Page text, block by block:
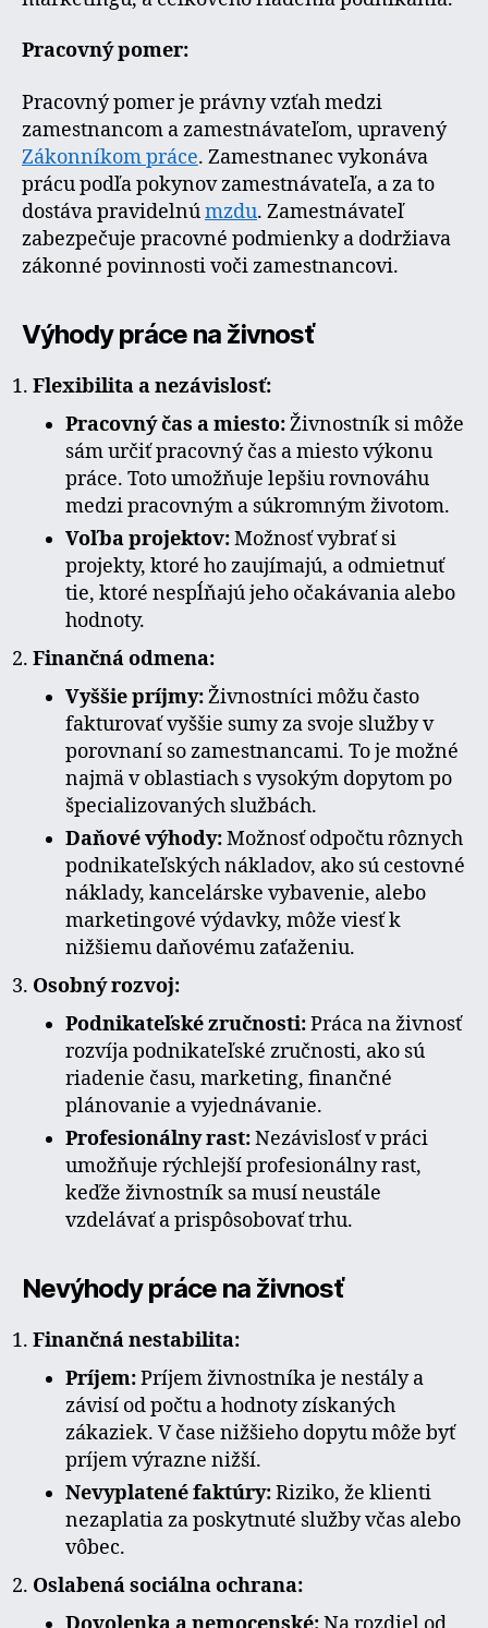
Pracovný pomer:
Pracovný pomer je právny vzťah medzi
zamestnancom a zamestnávateľom, upravený
Zákonníkom práce. Zamestnanec vykonáva
prácu podľa pokynov zamestnávateľa, a za to
dostáva pravidelnúmzdu. Zamestnávateľ
zabezpečuje pracovné podmienky a dodržiava
zákonné povinnosti voči zamestnancovi.
Výhody práce na živnosť
Flexibilita a nezávislosť:
Pracovný čas a miesto:Živnostník si môže
sám určiť pracovný čas a miesto výkonu
práce. Toto umožňuje lepšiu rovnováhu
medzi pracovným a súkromným životom.
Voľba projektov:Možnosť vybrať si
projekty, ktoré ho zaujímajú, a odmietnuť
tie, ktoré nespĺňajú jeho očakávania alebo
hodnoty.
Finančná odmena:
Vyššie príjmy:Živnostníci môžu často
fakturovať vyššie sumy za svoje služby v
porovnaní so zamestnancami. To je možné
najmä v oblastiach s vysokým dopytom po
špecializovaných službách.
Daňové výhody:Možnosť odpočtu rôznych
podnikateľských nákladov, ako sú cestovné
náklady, kancelárske vybavenie, alebo
marketingové výdavky, môže viesť k
nižšiemu daňovému zaťaženiu.
Osobný rozvoj:
Podnikateľské zručnosti:Práca na živnosť
rozvíja podnikateľské zručnosti, ako sú
riadenie času, marketing, finančné
plánovanie a vyjednávanie.
Profesionálny rast:Nezávislosť v práci
umožňuje rýchlejší profesionálny rast,
keďže živnostník sa musí neustále
vzdelávať a prispôsobovať trhu.
Nevýhody práce na živnosť
Finančná nestabilita:
Príjem:Príjem živnostníka je nestály a
závisí od počtu a hodnoty získaných
zákaziek. V čase nižšieho dopytu môže byť
príjem výrazne nižší.
Nevyplatené faktúry:Riziko, že klienti
nezaplatia za poskytnuté služby včas alebo
vôbec.
Oslabená sociálna ochrana: